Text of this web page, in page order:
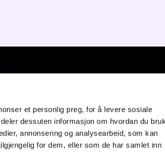
et personlig preg, for å levere sosiale
dessuten informasjon om hvordan du
annonsering og analysearbeid, som kan
for dem, eller som de har samlet inn